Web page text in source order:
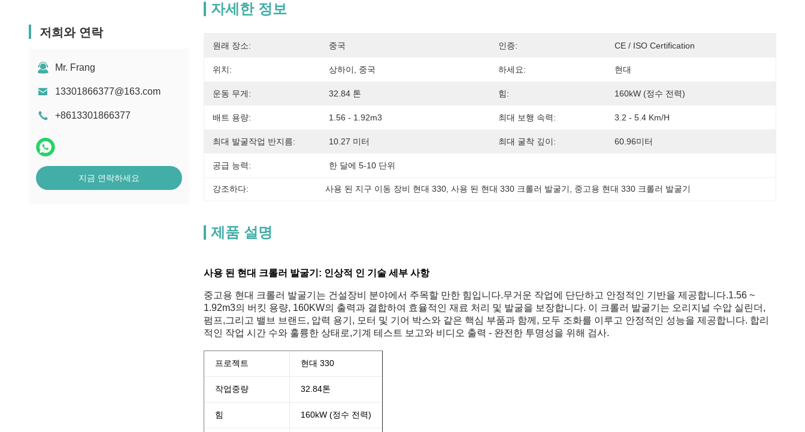
저희와 연락
Mr. Frang
13301866377@163.com
+8613301866377
지금 연락하세요
자세한 정보
원래 장소: 중국 인증: CE / ISO Certification
위치: 상하이, 중국 하세요: 현대
운동 무게: 32.84 톤 힘: 160kW (정수 전력)
배트 용량: 1.56 - 1.92m3 최대 보행 속력: 3.2 - 5.4 Km/h
최대 발굴작업 반지름: 10.27 미터 최대 굴착 깊이: 60.96미터
공급 능력: 한 달에 5-10 단위
강조하다: 사용 된 지구 이동 장비 현대 330 , 사용 된 현대 330 크롤러 발굴기 중고용 현대 330 크롤러 발굴기
제품 설명
사용 된 현대 크롤러 발굴기: 인상적 인 기술 세부 사항
중고용 현대 크롤러 발굴기는 건설장비 분야에서 주목할 만한 힘입니다.무거운 작업에 단단하고 안정적인 기반을 제공합니다.1.56 ~
1.92m3의 버킷 용량, 160KW의 출력과 결합하여 효율적인 재료 처리 및 발굴을 보장합니다. 이 크롤러 발굴기는 오리지널 수압 실린더,
펌프,그리고 밸브 브랜드, 압력 용기, 모터 및 기어 박스와 같은 핵심 부품과 함께, 모두 조화를 이루고 안정적인 성능을 제공합니다. 합리
적인 작업 시간 수와 훌륭한 상태로,기계 테스트 보고와 비디오 출력 - 완전한 투명성을 위해 검사.
프로젝트 현대 330
작업중량 32.84톤
힘 160kW (정수 전력)